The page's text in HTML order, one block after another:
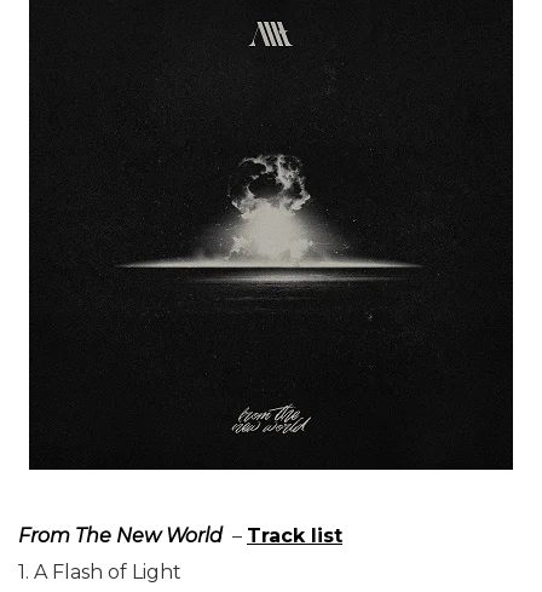
From The New World– Track list
1. A Flash of Light